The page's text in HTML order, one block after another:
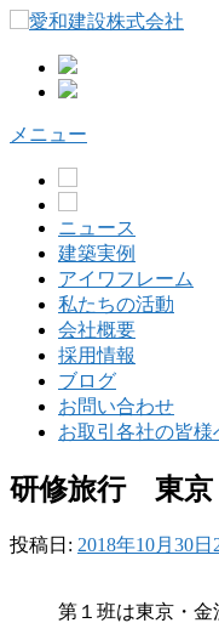
へ
メニュー
ニュース
建築実例
アイワフレーム
私たちの活動
会社概要
採用情報
ブログ
お問い合わせ
お取引各社の皆様
研修旅行 東京
投稿日: 2018年10月30日
第１班は東京・金